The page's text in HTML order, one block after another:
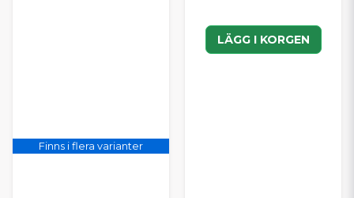
Finns i flera varianter
LÄGG I KORGEN